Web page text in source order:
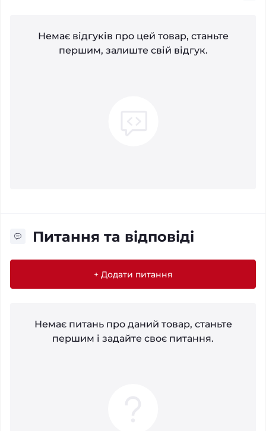
Немає відгуків про цей товар, станьте
першим, залиште свій відгук.
Питання та відповіді
+ Додати питання
Немає питань про даний товар, станьте
першим і задайте своє питання.